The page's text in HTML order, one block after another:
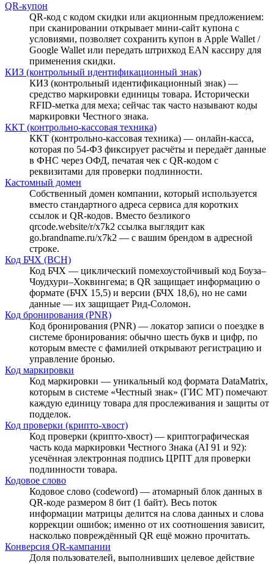
QR-купон
QR-код с кодом скидки или акционным предложением:
при сканировании открывает мини-сайт купона с
условиями, позволяет сохранить купон в Apple Wallet /
Google Wallet или передать штрихкод EAN кассиру для
применения скидки.
КИЗ (контрольный идентификационный знак)
КИЗ (контрольный идентификационный знак) —
средство маркировки единицы товара. Исторически
RFID-метка для меха; сейчас так часто называют коды
маркировки Честного знака.
ККТ (контрольно-кассовая техника)
ККТ (контрольно-кассовая техника) — онлайн-касса,
которая по 54-ФЗ фиксирует расчёты и передаёт данные
в ФНС через ОФД, печатая чек с QR-кодом с
реквизитами для проверки подлинности.
Кастомный домен
Собственный домен компании, который используется
вместо стандартного адреса сервиса для коротких
ссылок и QR-кодов. Вместо безликого
qrcode.website/r/x7k2 ссылка выглядит как
go.brandname.ru/x7k2 — с вашим брендом в адресной
строке.
Код БЧХ (BCH)
Код БЧХ — циклический помехоустойчивый код Боуза–
Чоудхури–Хоквингема; в QR защищает информацию о
формате (БЧХ 15,5) и версии (БЧХ 18,6), но не сами
данные — их защищает Рид-Соломон.
Код бронирования (PNR)
Код бронирования (PNR) — локатор записи о поездке в
системе бронирования: обычно шесть букв и цифр, по
которым вместе с фамилией открывают регистрацию и
управление бронью.
Код маркировки
Код маркировки — уникальный код формата DataMatrix,
которым в системе «Честный знак» (ГИС МТ) помечают
каждую единицу товара для прослеживания и защиты от
подделок.
Код проверки (крипто-хвост)
Код проверки (крипто-хвост) — криптографическая
часть кода маркировки Честного Знака (AI 91 и 92):
усечённая электронная подпись ЦРПТ для проверки
подлинности товара.
Кодовое слово
Кодовое слово (codeword) — атомарный блок данных в
QR-коде размером 8 бит (1 байт). Весь поток
информации матрицы делится на слова данных и слова
коррекции ошибок; именно от их соотношения зависит,
насколько повреждённый QR ещё можно прочитать.
Конверсия QR-кампании
Доля пользователей, выполнивших целевое действие